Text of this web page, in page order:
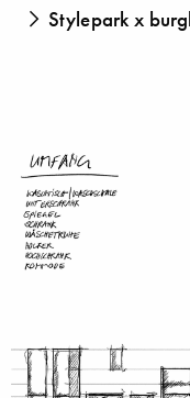
Stylepark x